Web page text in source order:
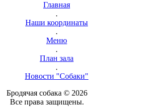
Главная
.
Наши координаты
.
Меню
.
План зала
.
Новости "Собаки"
Бродячая собака © 2026
Все права защищены.